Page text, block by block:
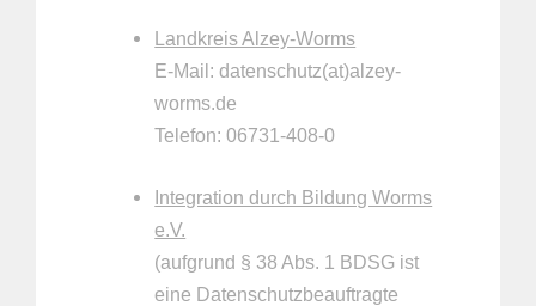
Landkreis Alzey-Worms
E-Mail: datenschutz(at)alzey-
worms.de
Telefon: 06731-408-0
Integration durch Bildung Worms
e.V.
(aufgrund § 38 Abs. 1 BDSG ist
eine Datenschutzbeauftragte